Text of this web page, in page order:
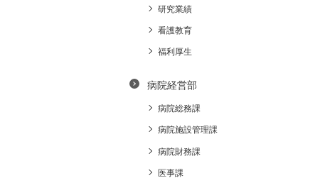
研究業績
看護教育
福利厚生
病院経営部
病院総務課
病院施設管理課
病院財務課
医事課